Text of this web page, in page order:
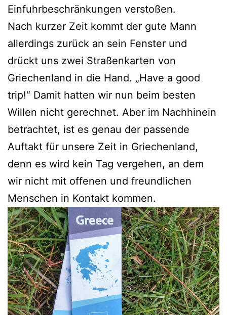
Einfuhrbeschränkungen verstoßen.
Nach kurzer Zeit kommt der gute Mann
allerdings zurück an sein Fenster und
drückt uns zwei Straßenkarten von
Griechenland in die Hand. „Have a good
trip!“ Damit hatten wir nun beim besten
Willen nicht gerechnet. Aber im Nachhinein
betrachtet, ist es genau der passende
Auftakt für unsere Zeit in Griechenland,
denn es wird kein Tag vergehen, an dem
wir nicht mit offenen und freundlichen
Menschen in Kontakt kommen.